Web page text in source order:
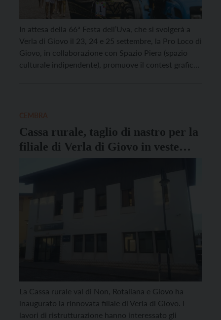
In attesa della 66ª Festa dell’Uva, che si svolgerà a
Verla di Giovo il 23, 24 e 25 settembre, la Pro Loco di
Giovo, in collaborazione con Spazio Piera (spazio
culturale indipendente), promuove il contest grafico-
Cassa rurale, taglio di nastro per la
filiale di Verla di Giovo in veste
rinnovata
La Cassa rurale val di Non, Rotaliana e Giovo ha
inaugurato la rinnovata filiale di Verla di Giovo. I
lavori di ristrutturazione hanno interessato gli